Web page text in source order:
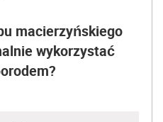
macierzyńskiego
wykorzystać